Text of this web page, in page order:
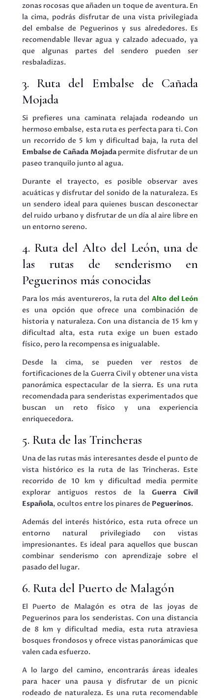
zonas rocosas que añaden un toque de aventura. En
la cima, podrás disfrutar de una vista privilegiada
del embalse de Peguerinos y sus alrededores. Es
recomendable llevar agua y calzado adecuado, ya
que algunas partes del sendero pueden ser
resbaladizas.
3. Ruta del Embalse de Cañada
Mojada
Si prefieres una caminata relajada rodeando un
hermoso embalse, esta ruta es perfecta para ti. Con
un recorrido de 5 km y dificultad baja, la ruta del
Embalse de Cañada Mojadapermite disfrutar de un
paseo tranquilo junto al agua.
Durante el trayecto, es posible observar aves
acuáticas y disfrutar del sonido de la naturaleza. Es
un sendero ideal para quienes buscan desconectar
del ruido urbano y disfrutar de un día al aire libre en
un entorno sereno.
4. Ruta del Alto del León, una de
las rutas de senderismo en
Peguerinos más conocidas
Para los más aventureros, la ruta del Alto del León
es una opción que ofrece una combinación de
historia y naturaleza. Con una distancia de 15 km y
dificultad alta, esta ruta exige un buen estado
físico, pero la recompensa es inigualable.
Desde la cima, se pueden ver restos de
fortificaciones de la Guerra Civil y obtener una vista
panorámica espectacular de la sierra. Es una ruta
recomendada para senderistas experimentados que
buscan un reto físico y una experiencia
enriquecedora.
5. Ruta de las Trincheras
Una de las rutas más interesantes desde el punto de
vista histórico es la ruta de las Trincheras. Este
recorrido de 10 km y dificultad media permite
explorar antiguos restos de la Guerra Civil
Española, ocultos entre los pinares de Peguerinos.
Además del interés histórico, esta ruta ofrece un
entorno natural privilegiado con vistas
impresionantes. Es ideal para aquellos que buscan
combinar senderismo con aprendizaje sobre el
pasado del lugar.
6. Ruta del Puerto de Malagón
El Puerto de Malagón es otra de las joyas de
Peguerinos para los senderistas. Con una distancia
de 8 km y dificultad media, esta ruta atraviesa
bosques frondosos y ofrece vistas panorámicas que
valen cada esfuerzo.
A lo largo del camino, encontrarás áreas ideales
para hacer una pausa y disfrutar de un picnic
rodeado de naturaleza. Es una ruta recomendable